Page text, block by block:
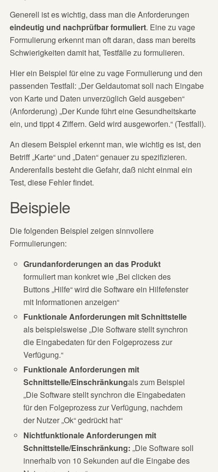
Generell ist es wichtig, dass man die Anforderungen
eindeutig und nachprüfbar formuliert. Eine zu vage
Formulierung erkennt man oft daran, dass man bereits
Schwierigkeiten damit hat, Testfälle zu formulieren.
Hier ein Beispiel für eine zu vage Formulierung und den
passenden Testfall: „Der Geldautomat soll nach Eingabe
von Karte und Daten unverzüglich Geld ausgeben“
(Anforderung) „Der Kunde führt eine Gesundheitskarte
ein, und tippt 4 Ziffern. Geld wird ausgeworfen.“ (Testfall).
An diesem Beispiel erkennt man, wie wichtig es ist, den
Betriff „Karte“ und „Daten“ genauer zu spezifizieren.
Anderenfalls besteht die Gefahr, daß nicht einmal ein
Test, diese Fehler findet.
Beispiele
Die folgenden Beispiel zeigen sinnvollere
Formulierungen:
Grundanforderungen an das Produkt
formuliert man konkret wie „Bei clicken des
Buttons „Hilfe“ wird die Software ein Hilfefenster
mit Informationen anzeigen“
Funktionale Anforderungen mit Schnittstelle
als beispielsweise „Die Software stellt synchron
die Eingabedaten für den Folgeprozess zur
Verfügung.“
Funktionale Anforderungen mit
Schnittstelle/Einschränkungals zum Beispiel
„Die Software stellt synchron die Eingabedaten
für den Folgeprozess zur Verfügung, nachdem
der Nutzer „Ok“ gedrückt hat“
Nichtfunktionale Anforderungen mit
Schnittstelle/Einschränkung: „Die Software soll
innerhalb von 10 Sekunden auf die Eingabe des